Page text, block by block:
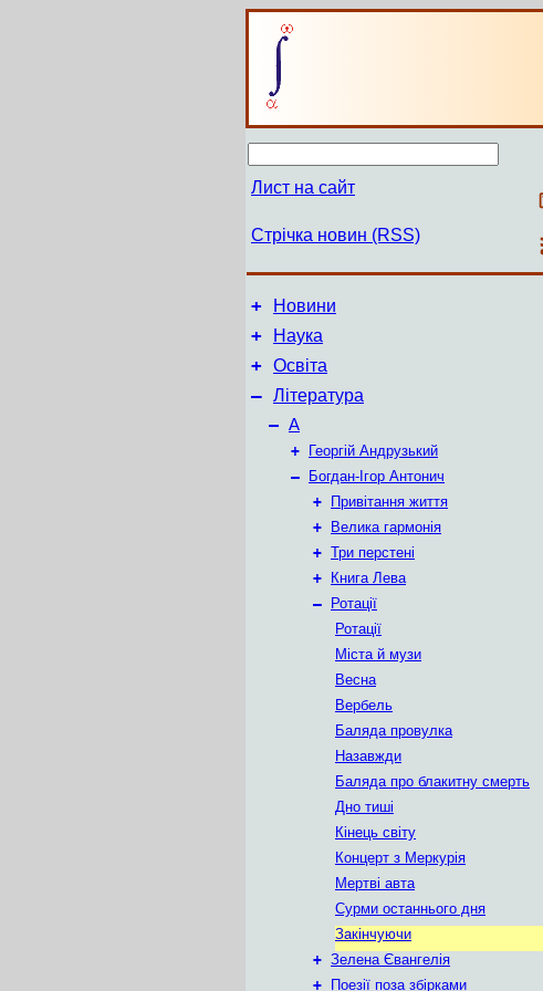
Лист на сайт
Стрічка новин (RSS)
+ Новини
+ Наука
+ Освіта
– Література
– А
+
Георгій Андрузький
–
Богдан-Ігор Антонич
+
Привітання життя
+
Велика гармонія
+ Три перстені
+
Книга Лева
–
Ротації
Ротації
Міста й музи
Весна
Вербель
Баляда провулка
Назавжди
Баляда про блакитну смерть
Дно тиші
Кінець світу
Концерт з Меркурія
Мертві авта
Сурми останнього дня
Закінчуючи
+ Зелена Євангелія
+
Поезії поза збірками